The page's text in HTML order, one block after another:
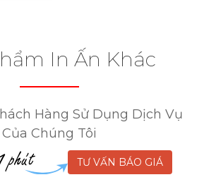
In Ấn Khác
Hàng Sử Dụng Dịch Vụ
Của Chúng Tôi
TƯ VẤN BÁO GIÁ